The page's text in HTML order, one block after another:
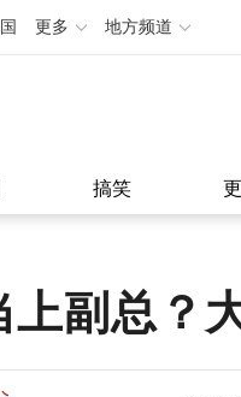
更多 地方频道
搞笑
副总？